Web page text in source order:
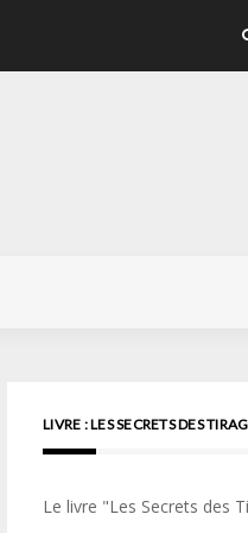
LIVRE : LES SECRETS DES
Le livre "Les Secrets des